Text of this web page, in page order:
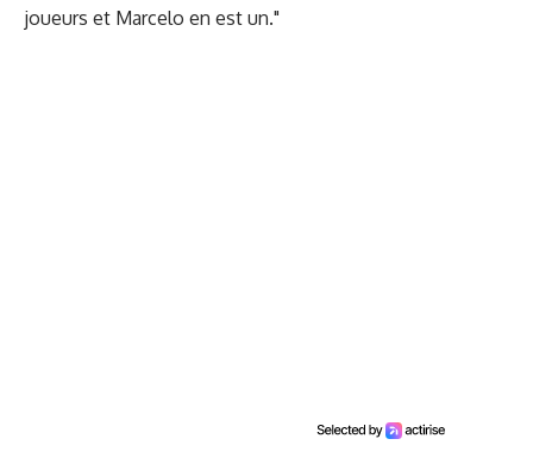
joueurs et Marcelo en est un."